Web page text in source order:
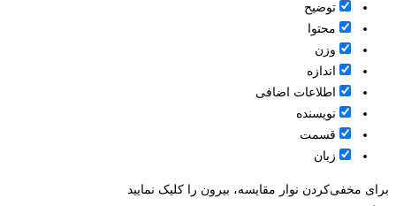
توضیح
محتوا
وزن
اندازه
اطلاعات اضافی
نویسنده
قسمت
زبان
برای مخفی‌کردن نوار مقایسه، بیرون را کلیک نمایید